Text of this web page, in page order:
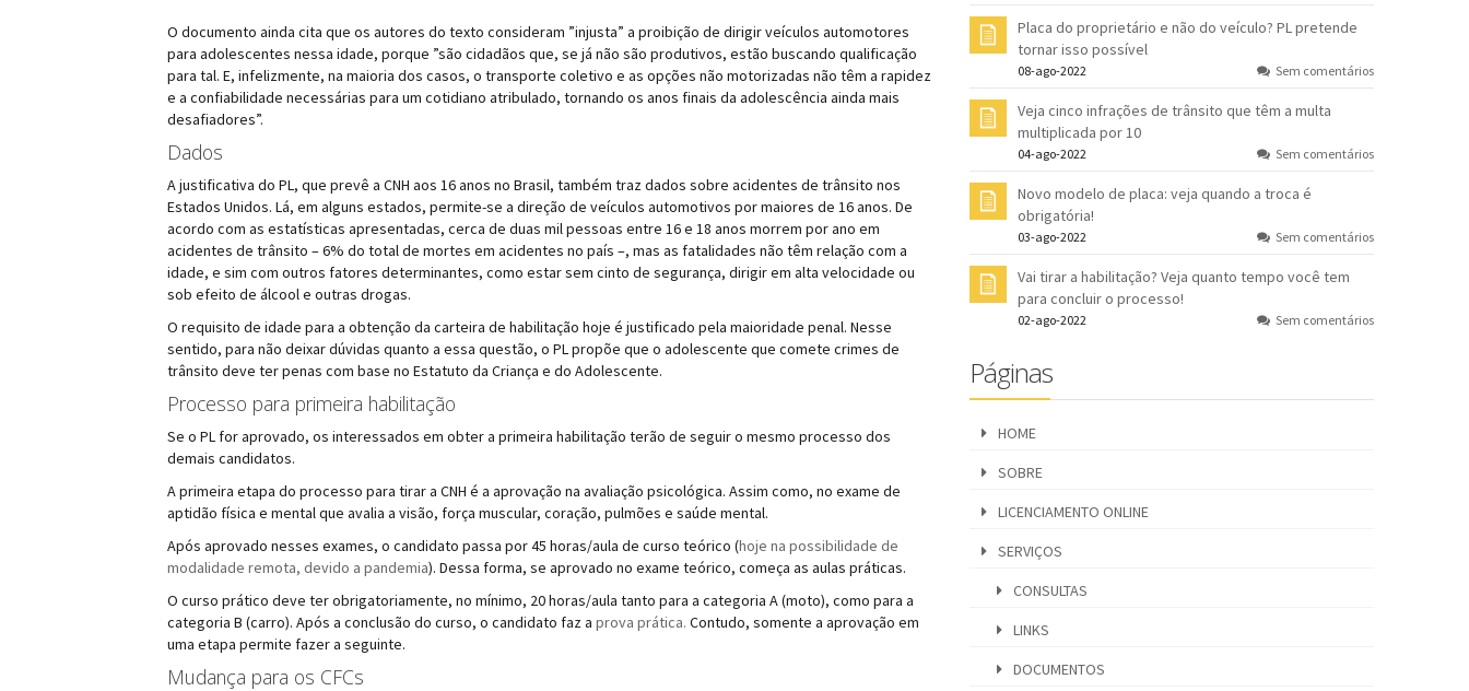
O documento ainda cita que os autores do texto consideram ”injusta” a proibição de dirigir veículos automotores
para adolescentes nessa idade, porque ”são cidadãos que, se já não são produtivos, estão buscando qualificação
para tal. E, infelizmente, na maioria dos casos, o transporte coletivo e as opções não motorizadas não têm a rapidez
e a confiabilidade necessárias para um cotidiano atribulado, tornando os anos finais da adolescência ainda mais
desafiadores”.
Dados
A justificativa do PL, que prevê a CNH aos 16 anos no Brasil, também traz dados sobre acidentes de trânsito nos
Estados Unidos. Lá, em alguns estados, permite-se a direção de veículos automotivos por maiores de 16 anos. De
acordo com as estatísticas apresentadas, cerca de duas mil pessoas entre 16 e 18 anos morrem por ano em
acidentes de trânsito – 6% do total de mortes em acidentes no país –, mas as fatalidades não têm relação com a
idade, e sim com outros fatores determinantes, como estar sem cinto de segurança, dirigir em alta velocidade ou
sob efeito de álcool e outras drogas.
O requisito de idade para a obtenção da carteira de habilitação hoje é justificado pela maioridade penal. Nesse
sentido, para não deixar dúvidas quanto a essa questão, o PL propõe que o adolescente que comete crimes de
trânsito deve ter penas com base no Estatuto da Criança e do Adolescente.
Processo para primeira habilitação
Se o PL for aprovado, os interessados em obter a primeira habilitação terão de seguir o mesmo processo dos
demais candidatos.
A primeira etapa do processo para tirar a CNH é a aprovação na avaliação psicológica. Assim como, no exame de
aptidão física e mental que avalia a visão, força muscular, coração, pulmões e saúde mental.
Após aprovado nesses exames, o candidato passa por 45 horas/aula de curso teórico (hoje na possibilidade de
modalidade remota, devido a pandemia). Dessa forma, se aprovado no exame teórico, começa as aulas práticas.
O curso prático deve ter obrigatoriamente, no mínimo, 20 horas/aula tanto para a categoria A (moto), como para a
categoria B (carro). Após a conclusão do curso, o candidato faz a prova prática. Contudo, somente a aprovação em
uma etapa permite fazer a seguinte.
Mudança para os CFCs
Placa do proprietário e não do veículo? PL pretende
tornar isso possível
08-ago-2022 Sem comentários
Veja cinco infrações de trânsito que têm a multa
multiplicada por 10
04-ago-2022 Sem comentários
Novo modelo de placa: veja quando a troca é
obrigatória!
03-ago-2022 Sem comentários
Vai tirar a habilitação? Veja quanto tempo você tem
para concluir o processo!
02-ago-2022 Sem comentários
Páginas
HOME
SOBRE
LICENCIAMENTO ONLINE
SERVIÇOS
CONSULTAS
LINKS
DOCUMENTOS